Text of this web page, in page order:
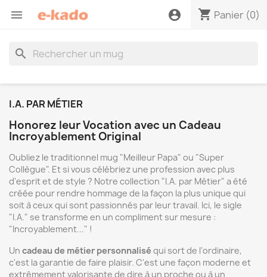
 shopping_cart Panier (0)
account_circle
search
I.A. PAR MÉTIER
Honorez leur Vocation avec un Cadeau
Incroyablement Original
Oubliez le traditionnel mug "Meilleur Papa" ou "Super
Collègue". Et si vous célébriez une profession avec plus
d'esprit et de style ? Notre collection "I.A. par Métier" a été
créée pour rendre hommage de la façon la plus unique qui
soit à ceux qui sont passionnés par leur travail. Ici, le sigle
"I.A." se transforme en un compliment sur mesure :
"Incroyablement..." !
Un cadeau de métier personnalisé qui sort de l'ordinaire,
c'est la garantie de faire plaisir. C'est une façon moderne et
extrêmement valorisante de dire à un proche ou à un